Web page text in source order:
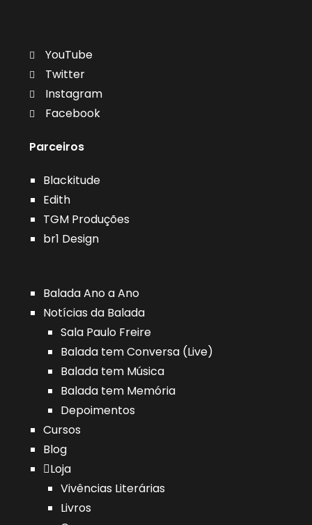
YouTube
Twitter
Instagram
Facebook
Parceiros
Blackitude
Edith
TGM Produções
br1 Design
Balada Ano a Ano
Notícias da Balada
Sala Paulo Freire
Balada tem Conversa (Live)
Balada tem Música
Balada tem Memória
Depoimentos
Cursos
Blog
Loja
Vivências Literárias
Livros